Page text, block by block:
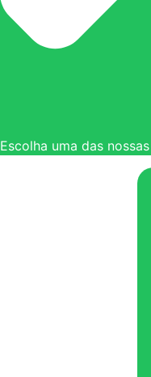
Escolha uma das